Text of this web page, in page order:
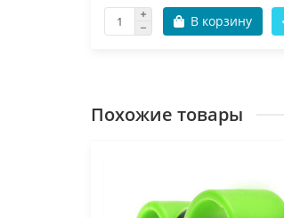
В корзину
Похожие товары